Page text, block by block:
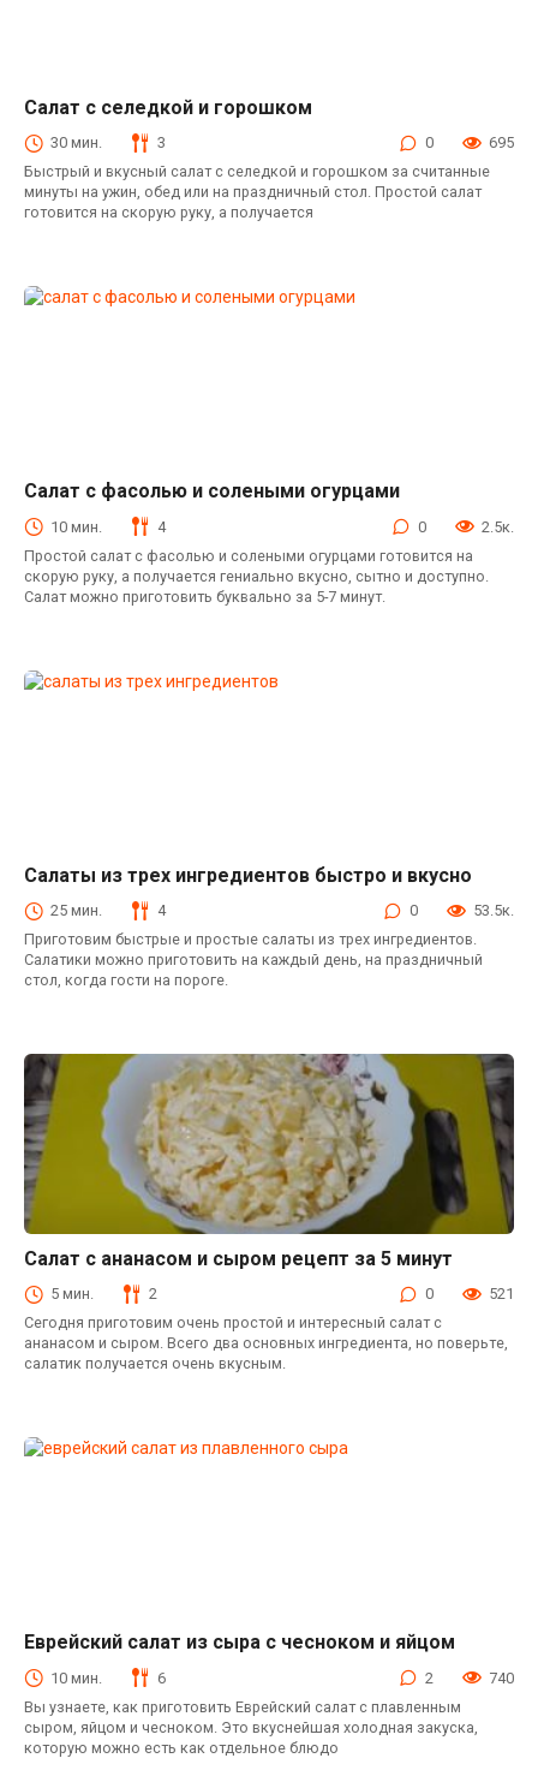
Салаты с рыбными консервами
Салат с селедкой и горошком
30 мин. 3 0
695
Быстрый и вкусный салат с селедкой и горошком за считанные
минуты на ужин, обед или на праздничный стол. Простой салат
готовится на скорую руку, а получается
Салаты с фасолью
Салат с фасолью и солеными огурцами
10 мин. 4 0
2.5к.
Простой салат с фасолью и солеными огурцами готовится на
скорую руку, а получается гениально вкусно, сытно и доступно.
Салат можно приготовить буквально за 5-7 минут.
Салаты из трех ингредиентов быстро и вкусно
25 мин. 4 0
53.5к.
Приготовим быстрые и простые салаты из трех ингредиентов.
Салатики можно приготовить на каждый день, на праздничный
стол, когда гости на пороге.
Салат с ананасом и сыром рецепт за 5 минут
5 мин. 2 0
521
Сегодня приготовим очень простой и интересный салат с
ананасом и сыром. Всего два основных ингредиента, но поверьте,
салатик получается очень вкусным.
Салаты с плавленным сыром
Еврейский салат из сыра с чесноком и яйцом
10 мин. 6 2
740
Вы узнаете, как приготовить Еврейский салат с плавленным
сыром, яйцом и чесноком. Это вкуснейшая холодная закуска,
которую можно есть как отдельное блюдо